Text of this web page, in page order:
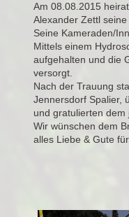
Am 08.08.2015
Alexander Zettl seine
Seine Kameraden/
Mittels einem
aufgehalten und die
versorgt.
Nach der Trauung
Jennersdorf Spalier,
und gratulierten dem
Wir wünschen dem
alles Liebe & Gute